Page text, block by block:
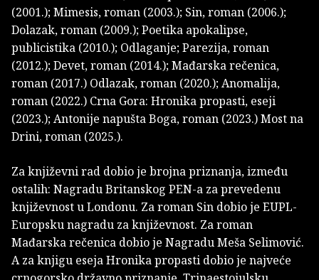
(2001.); Mimesis, roman (2003.); Sin, roman (2006.);
Dolazak, roman (2009.); Poetika apokalipse,
publicistika (2010.); Odlaganje; Parezija, roman
(2012.); Devet, roman (2014.); Mađarska rečenica,
roman (2017.) Odlazak, roman (2020.); Anomalija,
roman (2022.) Crna Gora: Hronika propasti, eseji
(2023.); Antonije napušta Boga, roman (2023.) Most na
Drini, roman (2025.).
Za književni rad dobio je brojna priznanja, između
ostalih: Nagradu Britanskog PEN-a za prevedenu
književnost u Londonu. Za roman Sin dobio je EUPL-
Europsku nagradu za književnost. Za roman
Mađarska rečenica dobio je Nagradu Meša Selimović.
A za knjigu eseja Hronika propasti dobio je najveće